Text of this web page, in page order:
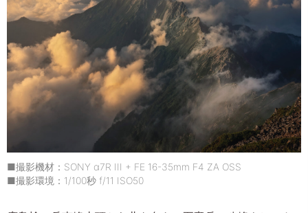
■撮影機材：SONY α7R III + FE 16-35mm F4 ZA OSS
■撮影環境：1/100秒 f/11 ISO50